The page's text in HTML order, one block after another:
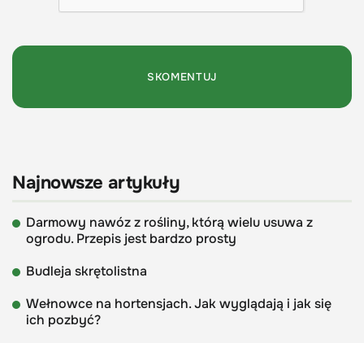
Najnowsze artykuły
Darmowy nawóz z rośliny, którą wielu usuwa z
ogrodu. Przepis jest bardzo prosty
Budleja skrętolistna
Wełnowce na hortensjach. Jak wyglądają i jak się
ich pozbyć?